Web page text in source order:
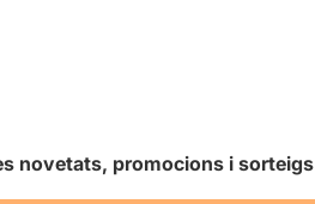
novetats, promocions i sorteigs